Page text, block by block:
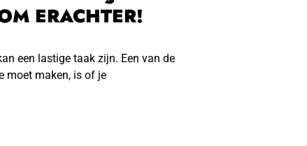
ERACHTER!
een lastige taak zijn. Een van de
moet maken, is of je